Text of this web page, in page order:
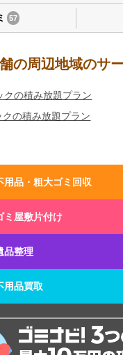
57
の周辺地域のサ
クの積み放題プラン
の積み放題プラン
用品・粗大ゴミ回収
ミ屋敷片付け
品整理
用品買取